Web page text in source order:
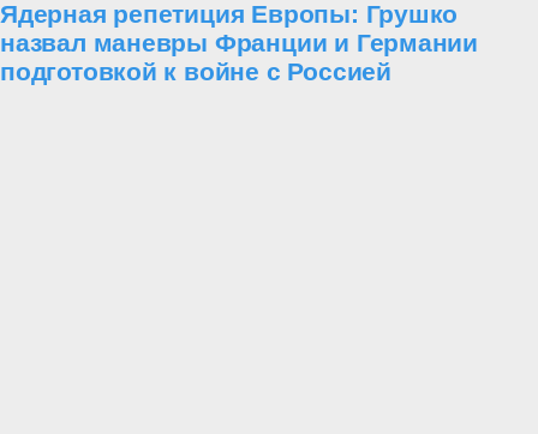
Ядерная репетиция Европы: Грушко
назвал маневры Франции и Германии
подготовкой к войне с Россией